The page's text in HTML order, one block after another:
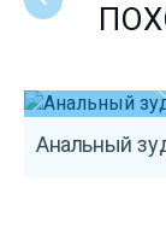
Анальный